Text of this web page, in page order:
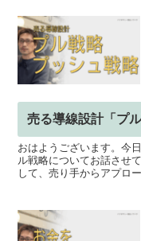
売る導線設計「プ
おはようございます。今
ル戦略についてお話させ
して、売り手からアプロ